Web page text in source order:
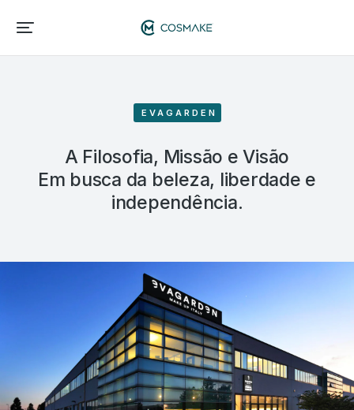
EVAGARDEN
A Filosofia, Missão e Visão
Em busca da beleza, liberdade e
independência.